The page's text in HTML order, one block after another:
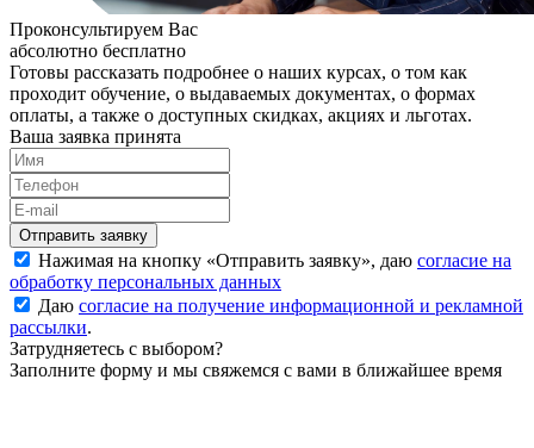
Проконсультируем Вас
абсолютно бесплатно
Готовы рассказать подробнее о наших курсах, о том как
проходит обучение, о выдаваемых документах, о формах
оплаты, а также о доступных скидках, акциях и льготах.
Ваша заявка принята
Нажимая на кнопку «Отправить заявку», даю согласие на
обработку персональных данных
Даю согласие на получение информационной и рекламной
рассылки.
Затрудняетесь с выбором?
Заполните форму и мы свяжемся с вами в ближайшее время